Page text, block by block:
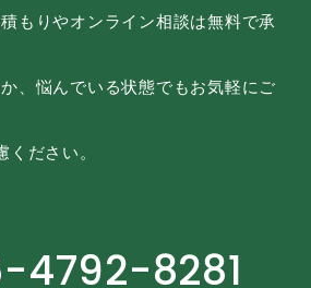
もりやオンライン相談は無料で承
、悩んでいる状態でもお気軽にご
ださい。
4792-8281